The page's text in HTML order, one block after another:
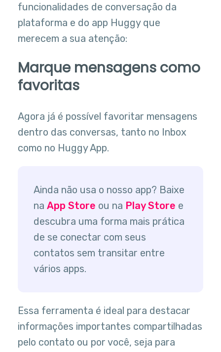
funcionalidades de conversação da
plataforma e do app Huggy que
merecem a sua atenção:
Marque mensagens como
favoritas
Agora já é possível favoritar mensagens
dentro das conversas, tanto no Inbox
como no Huggy App.
Ainda não usa o nosso app? Baixe
na App Store ou na Play Store e
descubra uma forma mais prática
de se conectar com seus
contatos sem transitar entre
vários apps.
Essa ferramenta é ideal para destacar
informações importantes compartilhadas
pelo contato ou por você, seja para